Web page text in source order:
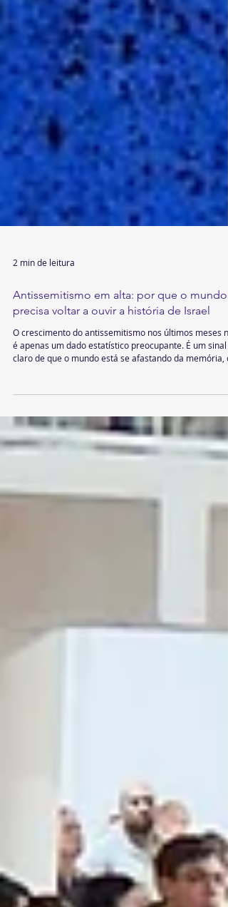
2 min de leitura
Antissemitismo em alta: por que o mundo
precisa voltar a ouvir a história de Israel
O crescimento do antissemitismo nos últimos meses
claro de que o mundo está se afastando da memória,
Israel e o povo judeu. Ataques verbais, agressões
boicotes, ameaças e distorções narrativas voltaram a
ganhar espaço em diferentes países, inclusive em
ambientes acadêmicos, políticos e religiosos. O que